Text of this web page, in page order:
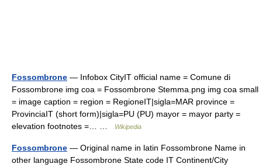
Fossombrone — Infobox CityIT official name = Comune di
Fossombrone img coa = Fossombrone Stemma.png img coa small
= image caption = region = RegioneIT|sigla=MAR province =
ProvinciaIT (short form)|sigla=PU (PU) mayor = mayor party =
elevation footnotes =… …
Wikipedia
Fossombrone — Original name in latin Fossombrone Name in
other language Fossombrone State code IT Continent/City